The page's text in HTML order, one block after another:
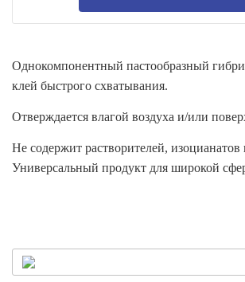
Однокомпонентный пастообразный
клей быстрого схватывания.
Отверждается влагой воздуха и/или
Не содержит растворителей,
Универсальный продукт для широкой